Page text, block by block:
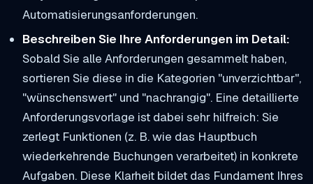
Automatisierungsanforderungen.
Beschreiben Sie Ihre Anforderungen im Detail:
Sobald Sie alle Anforderungen gesammelt haben,
sortieren Sie diese in die Kategorien "unverzichtbar",
"wünschenswert" und "nachrangig". Eine detaillierte
Anforderungsvorlage ist dabei sehr hilfreich: Sie
zerlegt Funktionen (z. B. wie das Hauptbuch
wiederkehrende Buchungen verarbeitet) in konkrete
Aufgaben. Diese Klarheit bildet das Fundament Ihres